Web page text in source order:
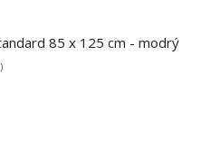
85 x 125 cm - modrý